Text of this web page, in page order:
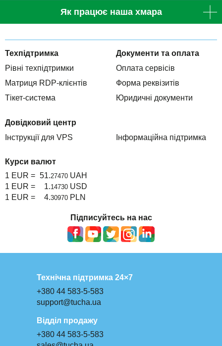
Як працює наша хмара
Техпідтримка
Рівні техпідтримки
Матриця RDP-клієнтів
Тікет-система
Документи та оплата
Оплата сервісів
Форма реквізитів
Юридичні документи
Довідковий центр
Інструкції для VPS
Інформаційна підтримка
Курси валют
1 EUR = 51.27470 UAH
1 EUR =
1.14730 USD
1 EUR =
4.30970 PLN
Підписуйтесь на нас
Технічна підтримка 24×7
+380 44 583-5-583
support@tucha.ua
Відділ продажу
+380 44 583-5-583